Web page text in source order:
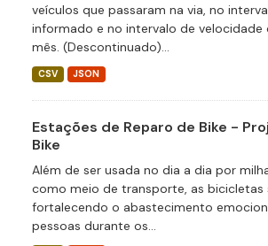
veículos que passaram na via, no
informado e no intervalo de velocidade
mês. (Descontinuado)...
CSV JSON
Estações de Reparo de Bike -
Bike
Além de ser usada no dia a dia por
como meio de transporte, as bicicletas
fortalecendo o abastecimento
pessoas durante os...